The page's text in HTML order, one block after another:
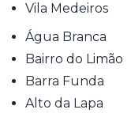
Vila Medeiros
Água Branca
Bairro do Limão
Barra Funda
Alto da Lapa